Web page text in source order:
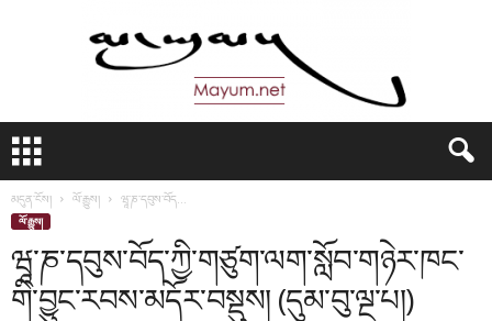
ཡུ
མདུན་ངོས། ལོ་རྒྱུས། ཝཱ་ཎ་དབུས་བོད...
ལོ་རྒྱུས།
ཝཱ་ཎ་དབུས་བོད་ཀྱི་གཙུག་ལག་སློབ་གཉེར་ཁང་
གི་བྱུང་རབས་མདོར་བསྡུས། (དུམ་བུ་ལྔ་པ།)